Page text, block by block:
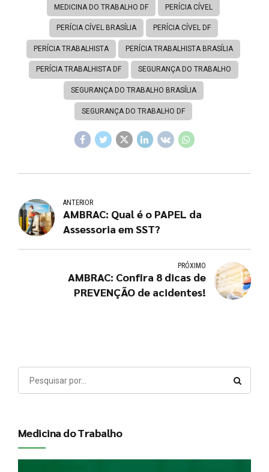
MEDICINA DO TRABALHO DF PERÍCIA CÍVEL
PERÍCIA CÍVEL BRASÍLIA PERÍCIA CÍVEL DF
PERÍCIA TRABALHISTA PERÍCIA TRABALHISTA BRASÍLIA
PERÍCIA TRABALHISTA DF SEGURANÇA DO TRABALHO
SEGURANÇA DO TRABALHO BRASÍLIA
SEGURANÇA DO TRABALHO DF
ANTERIOR
AMBRAC: Qual é o PAPEL da
Assessoria em SST?
PRÓXIMO
AMBRAC: Confira 8 dicas de
PREVENÇÃO de acidentes!
Medicina do Trabalho